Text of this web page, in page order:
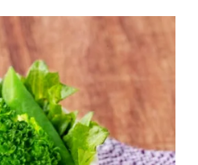
食塩不使用
ギフト